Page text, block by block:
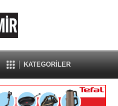
KATEGORİLER